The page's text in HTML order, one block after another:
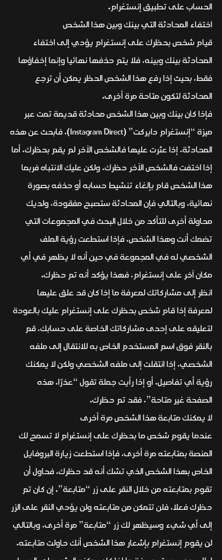
الحساب على تطبيق إنستغرام.
اختفاء المحادثة التي بينك وبين هذا الشخص
قيام شخص بحظرك على إنستغرام يؤدي إلى اختفاء
المحادثة بينك وبينه، فلا يتم حذفها نهائيا وإنما إخفاؤها
فقط، بحيث إذا رفع هذا الشخص الحظر يمكن أن ترجع
المحادثة لتكون متاحة مرة أخرى.
فإذا كان بينك وبين هذا الشخص محادثة قديمة تمت عبر
ميزة “إنستغرام دايركت” (Instagram Direct)، فابحث عن هذه
المحادثة، إذا عثرت عليها فالشخص الآخر لم يقم بحظرك، أما
إذا اختفت فالشخص الآخر حظرك، ولكن عليك الانتباه فربما
هذا الشخص قام بإلغاء تنشيط حسابه أو حذفه بصورة
نهائية، وبالتالي فإن المحادثة ستصبح مفقودة، ولديك
محاولة أخرى للتأكد من خلال البحث في المجموعات التي
تضمك أنت وهذا الشخص، فإذا استطعت رؤية الملف
الشخصي له في المجموعة في حين أنه لا يظهر في أي
مكان آخر على إنستغرام، فهذا يؤكد أنه تم حظرك.
انظر إلى مشاركاتك لمعرفة ما إذا كان قد علق عليها
لمعرفة إذا قام شخص بحظرك على إنستغرام عليك بالعودة
لتعليقه على إحدى مشاركاتك الخاصة على حسابك، قم
بالنقر فوق اسم المستخدم الخاص به للانتقال إلى ملفه
الشخصي، إذا انتقلت إلى ملفه الشخصي ولكن لا يمكنك
رؤية أي تفاصيل، أو إذا رأيت جملة تقول “عذرًا، هذه
الصفحة غير متاحة”، فقد تم حظرك.
لا يمكنك متابعة هذا الشخص مرة أخرى
عندما يقوم شخص ما بحظرك على إنستغرام لا تسمح لك
المنصة بمتابعته مرة أخرى، فإذا استطعت زيارة البروفايل
الخاص بهذا الشخص الذي تشك أنه قد حظرك، فحاول أن
تقوم بمتابعته من خلال النقر على زر “متابعة”. إن كان تم
حظرك فعلا، فلن تتمكن من متابعته ولن يؤدي النقر على الزر
إلى أي شيء وسيظهر لك زر “متابعة” مرة أخرى، وبالتالي
لن يقوم إنستغرام بإشعار هذا الشخص أنك حاولت متابعته.